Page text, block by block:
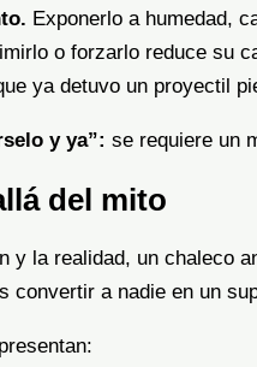
Exponerlo a humedad,
o forzarlo reduce su
ya detuvo un proyectil
y ya”: se requiere un
del mito
y la realidad, un chaleco
convertir a nadie en un